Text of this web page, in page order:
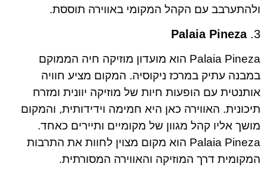
ולהתערבב עם הקהל המקומי באווירה תוססת.
3.
Palaia Pineza
Palaia Pineza הוא מועדון מוזיקה חיה הממוקם
במבנה עתיק במרכז ניקוסיה. המקום מציע חוויה
אותנטית עם הופעות חיות של מוזיקה יוונית ומזרח
תיכונית. האווירה כאן היא חמימה וידידותית, והמקום
מושך אליו קהל מגוון של מקומיים ותיירים כאחד.
Palaia Pineza הוא מקום מצוין לחוות את התרבות
המקומית דרך המוזיקה והאווירה המסורתית.